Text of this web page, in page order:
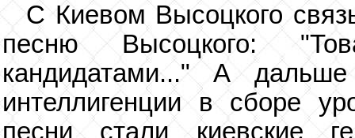
С Киевом Высоцкого
песню Высоцкого:
кандидатами..." А
интеллигенции в сборе
песни стали киевские